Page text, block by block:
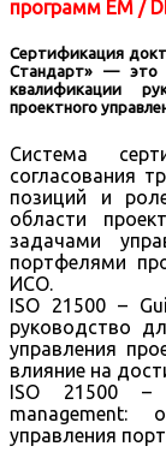
программ EM /
Сертификация
Стандарт» — это
квалификации
проектного
Система
согласования
позиций и
области
задачами
портфелями
ИСО.
ISO 21500 –
руководство
управления
влияние на
ISO 21500 –
management:
управления